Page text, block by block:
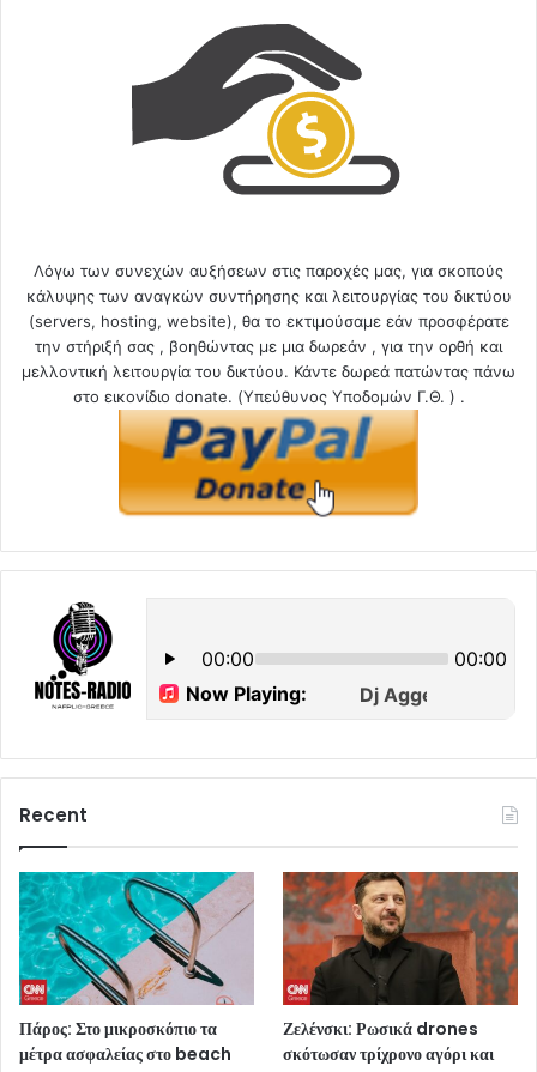
Λόγω των συνεχών αυξήσεων στις παροχές μας, για σκοπούς
κάλυψης των αναγκών συντήρησης και λειτουργίας του δικτύου
(servers, hosting, website), θα το εκτιμούσαμε εάν προσφέρατε
την στήριξή σας , βοηθώντας με μια δωρεάν , για την ορθή και
μελλοντική λειτουργία του δικτύου. Κάντε δωρεά πατώντας πάνω
στο εικονίδιο donate. (Υπεύθυνος Υποδομών Γ.Θ. ) .
Recent
Πάρος: Στο μικροσκόπιο τα
μέτρα ασφαλείας στο beach
Ζελένσκι: Ρωσικά drones
σκότωσαν τρίχρονο αγόρι και